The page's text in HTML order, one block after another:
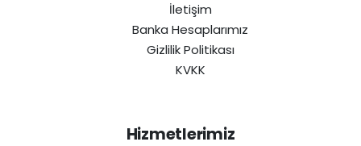
İletişim
Banka Hesaplarımız
Gizlilik Politikası
KVKK
Hizmetlerimiz